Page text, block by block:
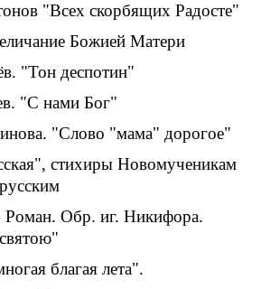
"Всех скорбящих Радосте"
Божией Матери
"Тон деспотин"
"С нами Бог"
"Слово "мама" дорогое"
стихиры Новомученикам
Роман. Обр. иг. Никифора.
благая лета".